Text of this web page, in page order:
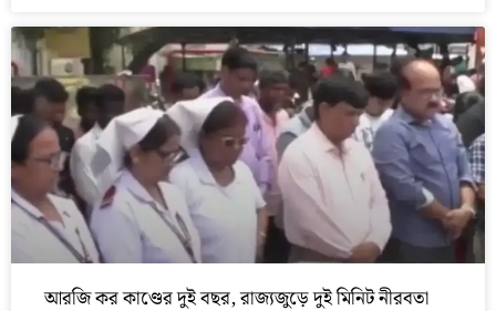
আরজি কর কাণ্ডের দুই বছর, রাজ্যজুড়ে দুই মিনিট নীরবতা